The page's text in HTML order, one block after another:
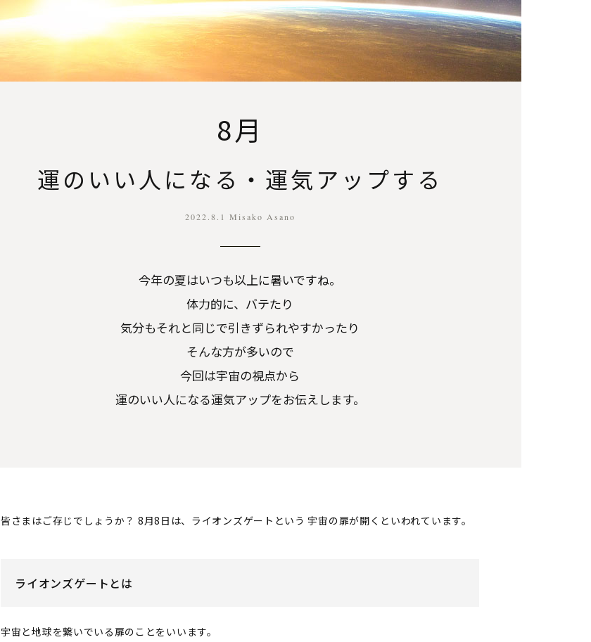
8月
運のいい人になる・運気アップする
2022.8.1 Misako Asano
今年の夏はいつも以上に暑いですね。
体力的に、バテたり
気分もそれと同じで引きずられやすかったり
そんな方が多いので
今回は宇宙の視点から
運のいい人になる運気アップをお伝えします。
皆さまはご存じでしょうか？ 8月8日は、ライオンズゲートという 宇宙の扉が開くといわれています。
ライオンズゲートとは
宇宙と地球を繋いでいる扉のことをいいます。